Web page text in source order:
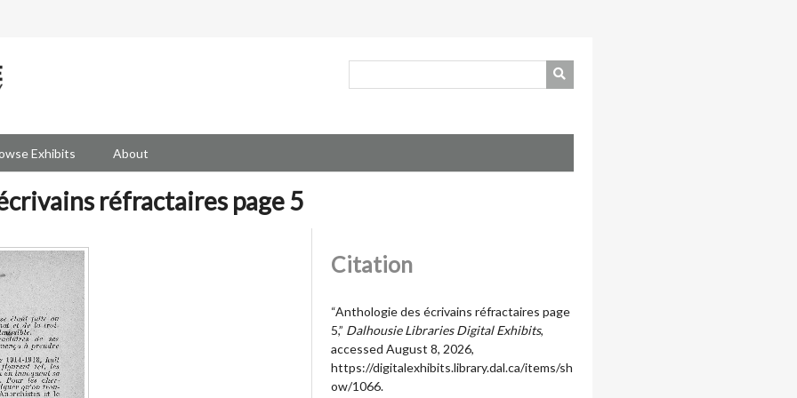
Exhibits About
réfractaires page 5
Citation
“Anthologie des écrivains réfractaires page
5,” Dalhousie Libraries Digital Exhibits,
accessed August 8, 2026,
https://digitalexhibits.library.dal.ca/items/sh
ow/1066.